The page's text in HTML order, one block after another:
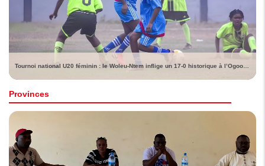
Provinces